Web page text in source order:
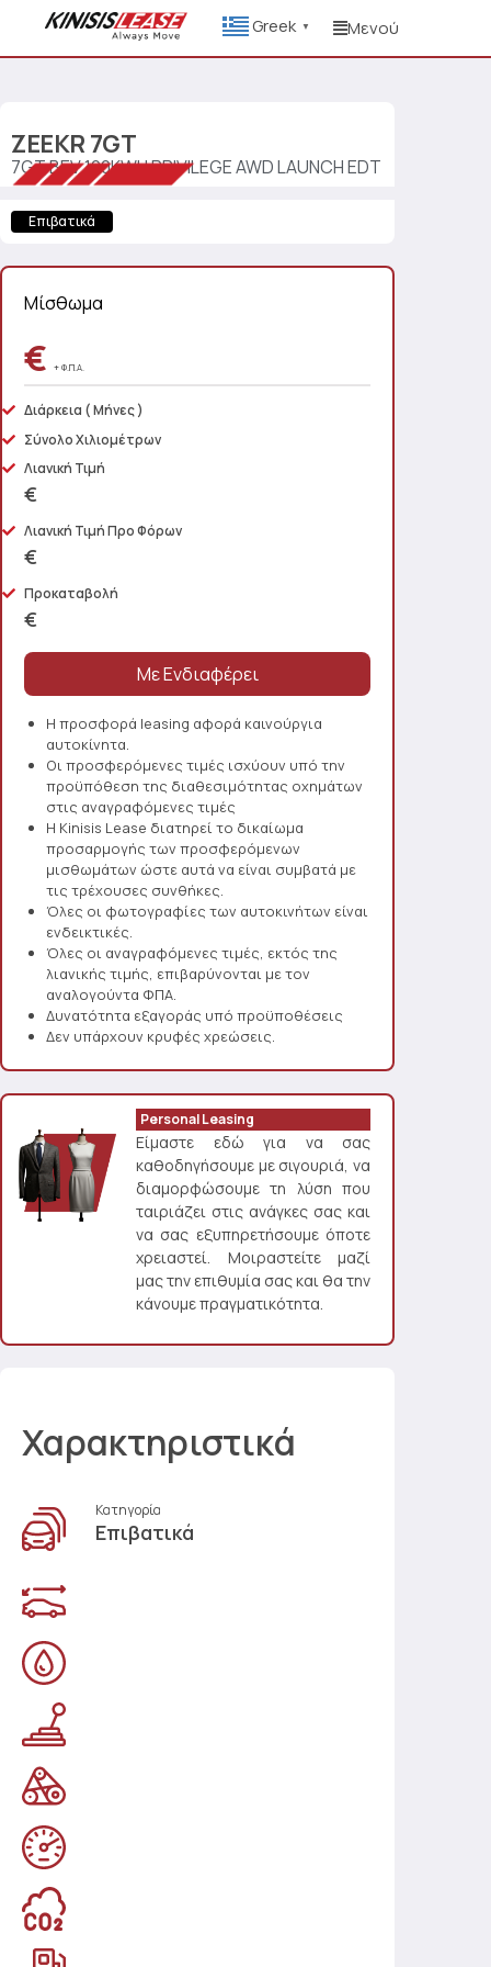
Greek ▼ Μενού
ZEEKR 7GT
7GT BEV 100KWH PRIVILEGE AWD LAUNCH EDT
Επιβατικά
Μίσθωμα
€ + Φ.Π.Α.
Διάρκεια ( Μήνες )
Σύνολο Χιλιομέτρων
Λιανική Τιμή
€
Λιανική Τιμή Προ Φόρων
€
Προκαταβολή
€
Η προσφορά leasing αφορά καινούργια
αυτοκίνητα.
Οι προσφερόμενες τιμές ισχύουν υπό την
προϋπόθεση της διαθεσιμότητας οχημάτων
στις αναγραφόμενες τιμές
Η Kinisis Lease διατηρεί το δικαίωμα
προσαρμογής των προσφερόμενων
μισθωμάτων ώστε αυτά να είναι συμβατά με
τις τρέχουσες συνθήκες.
Όλες οι φωτογραφίες των αυτοκινήτων είναι
ενδεικτικές.
Όλες οι αναγραφόμενες τιμές, εκτός της
λιανικής τιμής, επιβαρύνονται με τον
αναλογούντα ΦΠΑ.
Δυνατότητα εξαγοράς υπό προϋποθέσεις
Δεν υπάρχουν κρυφές χρεώσεις.
Personal Leasing
Είμαστε εδώ για να σας
καθοδηγήσουμε με σιγουριά, να
διαμορφώσουμε τη λύση που
ταιριάζει στις ανάγκες σας και
να σας εξυπηρετήσουμε όποτε
χρειαστεί. Μοιραστείτε μαζί
μας την επιθυμία σας και θα την
κάνουμε πραγματικότητα.
Χαρακτηριστικά
Κατηγορία
Επιβατικά